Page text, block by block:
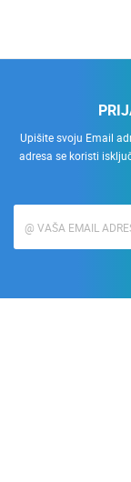
Upišite svoju Email
adresa se koristi